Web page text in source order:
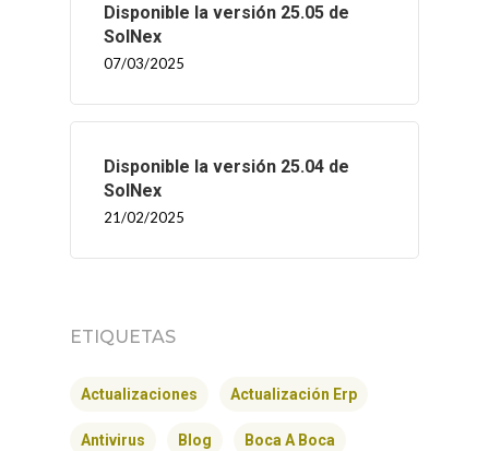
Disponible la versión 25.05 de
SolNex
07/03/2025
Disponible la versión 25.04 de
SolNex
21/02/2025
ETIQUETAS
Actualizaciones Actualización Erp
Antivirus Blog Boca A Boca
SERVICIOS